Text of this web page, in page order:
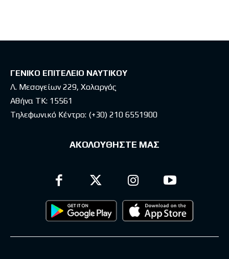
ΓΕΝΙΚΟ ΕΠΙΤΕΛΕΙΟ ΝΑΥΤΙΚΟΥ
Λ. Μεσογείων 229, Χολαργός
Αθήνα ΤΚ: 15561
Τηλεφωνικό Κέντρο: (+30) 210 6551900
ΑΚΟΛΟΥΘΗΣΤΕ ΜΑΣ